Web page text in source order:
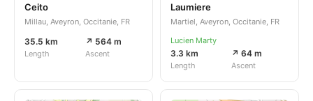
Ceito
Millau, Aveyron, Occitanie, FR
35.5 km
Length
↗ 564 m
Ascent
Laumiere
Martiel, Aveyron, Occitanie, FR
Lucien Marty
3.3 km
Length
↗ 64 m
Ascent